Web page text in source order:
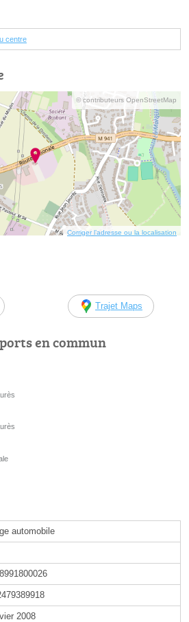
centre
© contributeurs OpenStreetMap
Corriger l’adresse ou la localisation
Trajet Maps
en commun
automobile
2008